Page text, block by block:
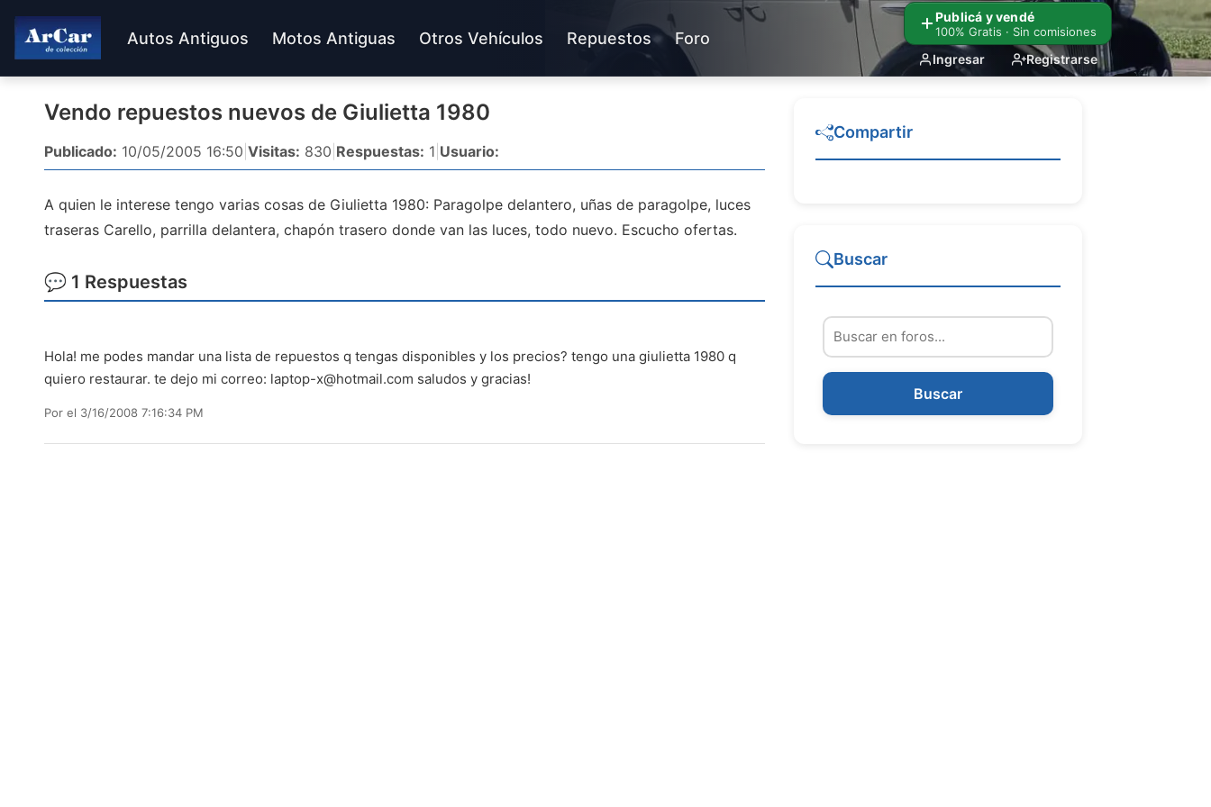
Publicá y vendé
100% Gratis · Sin comisiones
Ingresar Registrarse
Autos Antiguos Motos Antiguas Otros Vehículos Repuestos Foro
Vendo repuestos nuevos de Giulietta 1980
Publicado: 10/05/2005 16:50 Visitas: 830 Respuestas: 1 Usuario:
A quien le interese tengo varias cosas de Giulietta 1980: Paragolpe delantero, uñas de paragolpe, luces
traseras Carello, parrilla delantera, chapón trasero donde van las luces, todo nuevo. Escucho ofertas.
💬 1 Respuestas
Hola! me podes mandar una lista de repuestos q tengas disponibles y los precios? tengo una giulietta 1980 q
quiero restaurar. te dejo mi correo: laptop-x@hotmail.com saludos y gracias!
Por el 3/16/2008 7:16:34 PM
Compartir
Buscar
Buscar